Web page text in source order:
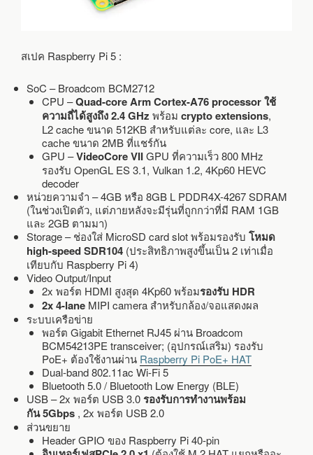
สเปค Raspberry Pi 5 :
SoC – Broadcom BCM2712
CPU –Quad-core Arm Cortex-A76 processor ใช้
ความถี่ได้สูงถึง2.4 GHz พร้อม crypto extensions,
L2 cache ขนาด 512KB สำหรับแต่ละ core, และ L3
cache ขนาด 2MB ที่แชร์กัน
GPU –VideoCore VIIGPU ที่ความเร็ว 800 MHz
รองรับ OpenGL ES 3.1, Vulkan 1.2, 4Kp60 HEVC
decoder
หน่วยความจำ – 4GB หรือ 8GB L PDDR4X-4267 SDRAM
(ในช่วงเปิดตัว, แต่ภายหลังจะมีรุ่นที่ถูกกว่าที่มี RAM 1GB
และ 2GB ตามมา)
Storage – ช่องใส่ MicroSD card slot พร้อมรองรับ โหมด
high-speed SDR104(ประสิทธิภาพสูงขึ้นเป็น 2 เท่าเมื่อ
เทียบกับ Raspberry Pi 4)
Video Output/Input
2x พอร์ต HDMI สูงสุด 4Kp60 พร้อมรองรับ HDR
2x 4-lane MIPI camera สำหรับกล้อง/จอแสดงผล
ระบบเครือข่าย
พอร์ต Gigabit Ethernet RJ45 ผ่าน Broadcom
BCM54213PE transceiver; (อุปกรณ์เสริม) รองรับ
PoE+ ต้องใช้งานผ่าน Raspberry Pi PoE+ HAT
Dual-band 802.11ac Wi-Fi 5
Bluetooth 5.0 / Bluetooth Low Energy (BLE)
USB – 2x พอร์ต USB 3.0รองรับการทำงานพร้อม
กัน 5Gbps , 2x พอร์ต USB 2.0
ส่วนขยาย
Header GPIO ของ Raspberry Pi 40-pin